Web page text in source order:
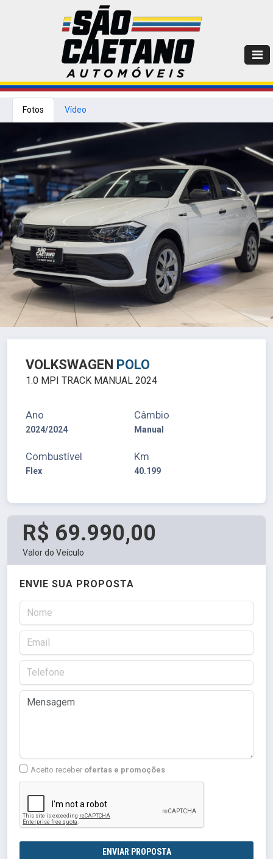
Fotos Vídeo
VOLKSWAGEN POLO
1.0 MPI TRACK MANUAL 2024
Ano
2024/2024
Câmbio
Manual
Combustível
Flex
Km
40.199
R$ 69.990,00
Valor do Veículo
ENVIE SUA PROPOSTA
Aceito receber ofertas e promoções
ENVIAR PROPOSTA